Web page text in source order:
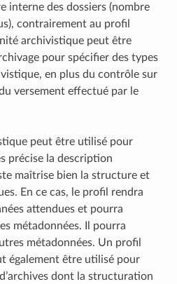
interne des dossiers (nombre
contrairement au profil
archivistique peut être
pour spécifier des types
en plus du contrôle sur
versement effectué par le
peut être utilisé pour
précise la description
maîtrise bien la structure et
En ce cas, le profil rendra
attendues et pourra
métadonnées. Il pourra
métadonnées. Un profil
également être utilisé pour
dont la structuration